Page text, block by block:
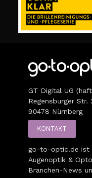
GT Digital UG
Regensburger Str.
90478 Nürnberg
KONTAKT
go-to-optic.de ist
Augenoptik &
Branchen-News